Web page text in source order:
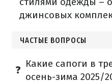
джинсовых
ЧАСТЫЕ ВОПРОСЫ
Какие сапоги в
осень-зима 2025/